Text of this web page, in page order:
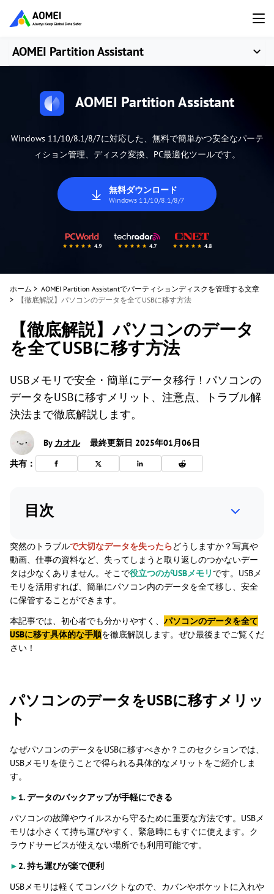
AOMEI Partition Assistant
AOMEI Partition Assistant
Windows 11/10/8.1/8/7に対応した、無料で簡単かつ安全なパーテ
ィション管理、ディスク変換、PC最適化ツールです。
無料ダウンロード
Windows 11/10/8.1/8/7
ホーム > AOMEI Partition Assistantでパーティションディスクを管理する文章
>
【徹底解説】パソコンのデータを全てUSBに移す方法
【徹底解説】パソコンのデータ
を全てUSBに移す方法
USBメモリで安全・簡単にデータ移行！パソコンの
データをUSBに移すメリット、注意点、トラブル解
決法まで徹底解説します。
By カオル
最終更新日 2025年01月06日
共有：
目次
突然のトラブルで大切なデータを失ったらどうしますか？写真や
動画、仕事の資料など、失ってしまうと取り返しのつかないデー
タは少なくありません。そこで役立つのがUSBメモリ です。USBメ
モリを活用すれば、簡単にパソコン内のデータを全て移し、安全
に保管することができます。
本記事では、初心者でも分かりやすく、 パソコンのデータを全て
USBに移す具体的な手順を徹底解説します。ぜひ最後までご覧くだ
さい！
パソコンのデータをUSBに移すメリッ
ト
なぜパソコンのデータをUSBに移すべきか？このセクションでは、
USBメモリを使うことで得られる具体的なメリットをご紹介しま
す。
► 1. データのバックアップが手軽にできる
パソコンの故障やウイルスから守るために重要な方法です。USBメ
モリは小さくて持ち運びやすく、緊急時にもすぐに使えます。ク
ラウドサービスが使えない場所でも利用可能です。
► 2. 持ち運びが楽で便利
USBメモリは軽くてコンパクトなので、カバンやポケットに入れや